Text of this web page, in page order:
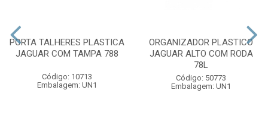
PORTA TALHERES PLASTICA
JAGUAR COM TAMPA 788
Código: 10713
Embalagem: UN1
ORGANIZADOR PLASTICO
JAGUAR ALTO COM RODA
78L
Código: 50773
Embalagem: UN1